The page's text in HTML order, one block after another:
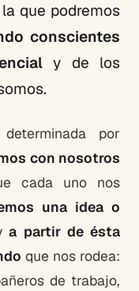
que podremos
conscientes
y de los
por
con nosotros
cada uno nos
una idea o
a partir de ésta
que nos rodea:
de trabajo,